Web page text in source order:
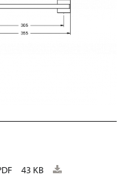
43 KB